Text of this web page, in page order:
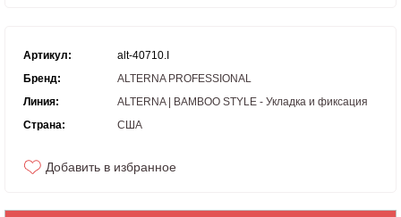
Артикул:
alt-40710.I
Бренд:
ALTERNA PROFESSIONAL
Линия:
ALTERNA | BAMBOO STYLE - Укладка и фиксация
Страна:
США
Добавить в избранное